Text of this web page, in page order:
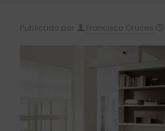
Publicado por Francisco Cruces